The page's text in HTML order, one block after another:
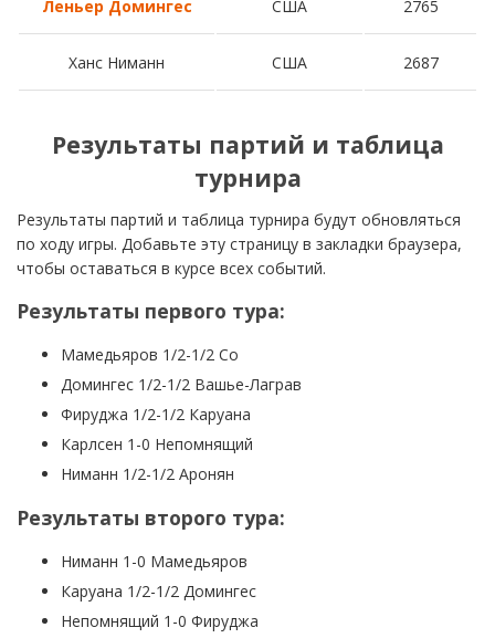
Леньер Домингес США 2765
Ханс Ниманн США 2687
Результаты партий и таблица
турнира
Результаты партий и таблица турнира будут обновляться
по ходу игры. Добавьте эту страницу в закладки браузера,
чтобы оставаться в курсе всех событий.
Результаты первого тура:
Мамедьяров 1/2-1/2 Со
Домингес 1/2-1/2 Вашье-Лаграв
Фируджа 1/2-1/2 Каруана
Карлсен 1-0 Непомнящий
Ниманн 1/2-1/2 Аронян
Результаты второго тура:
Ниманн 1-0 Мамедьяров
Каруана 1/2-1/2 Домингес
Непомнящий 1-0 Фируджа